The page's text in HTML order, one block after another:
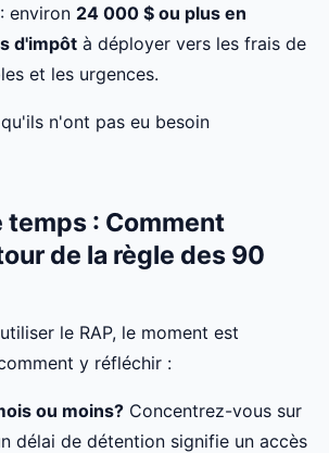
environ 24 000 $ ou plus en
d'impôt à déployer vers les frais de
et les urgences.
n'ont pas eu besoin
temps : Comment
de la règle des 90
le RAP, le moment est
y réfléchir :
ou moins? Concentrez-vous sur
délai de détention signifie un accès